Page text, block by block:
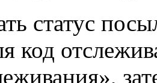
статус
код